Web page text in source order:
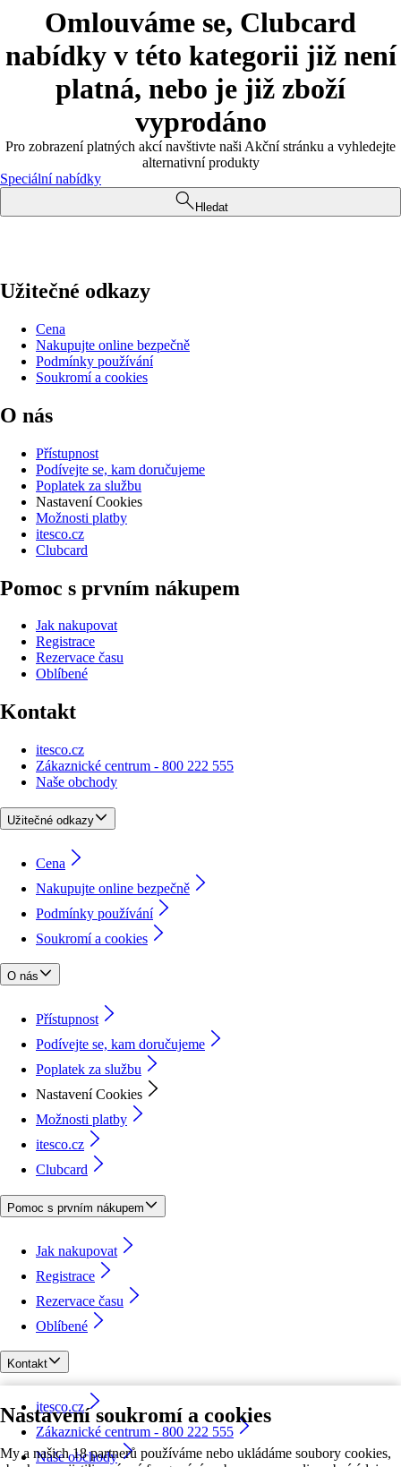
Nastavení soukromí a cookies
My a našich 18 partnerů používáme nebo ukládáme soubory cookies,
Omlouváme se, Clubcard
nabídky v této kategorii již není
platná, nebo je již zboží
vyprodáno
Pro zobrazení platných akcí navštivte naši Akční stránku a vyhledejte
alternativní produkty
Speciální nabídky
Hledat
Užitečné odkazy
Cena
Nakupujte online bezpečně
Podmínky používání
Soukromí a cookies
O nás
Přístupnost
Podívejte se, kam doručujeme
Poplatek za službu
Nastavení Cookies
Možnosti platby
itesco.cz
Clubcard
Pomoc s prvním nákupem
Jak nakupovat
Registrace
Rezervace času
Oblíbené
Kontakt
itesco.cz
Zákaznické centrum - 800 222 555
Naše obchody
Užitečné odkazy
Cena
Nakupujte online bezpečně
Podmínky používání
Soukromí a cookies
O nás
Přístupnost
Podívejte se, kam doručujeme
Poplatek za službu
Nastavení Cookies
Možnosti platby
itesco.cz
Clubcard
Pomoc s prvním nákupem
Jak nakupovat
Registrace
Rezervace času
Oblíbené
Kontakt
itesco.cz
Zákaznické centrum - 800 222 555
Naše obchody